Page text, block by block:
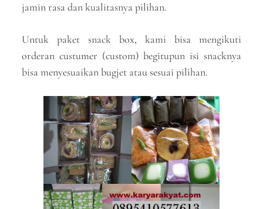
jamin rasa dan kualitasnya pilihan.
Untuk paket snack box, kami bisa mengikuti
orderan custumer (custom) begitupun isi snacknya
bisa menyesuaikan bugjet atau sesuai pilihan.